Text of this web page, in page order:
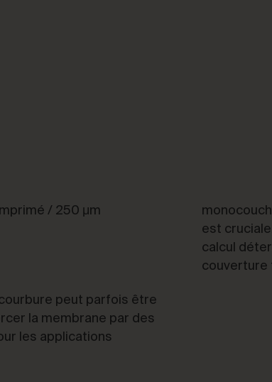
/ 250 μm
peut parfois être
la membrane par des
les applications
est
calcul
couverture